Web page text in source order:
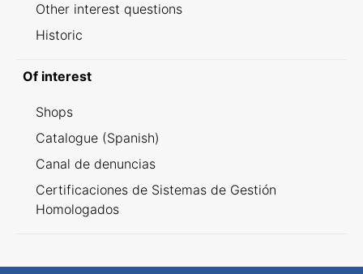
Other interest questions
Historic
Of interest
Shops
Catalogue (Spanish)
Canal de denuncias
Certificaciones de Sistemas de Gestión
Homologados